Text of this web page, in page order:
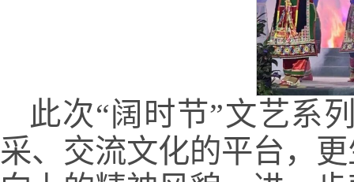
此次“阔时节”文艺系
采、交流文化的平台，